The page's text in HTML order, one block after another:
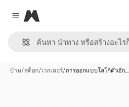
Close menu
Magnific
บ้าน/สต็อก/เวกเตอร์/การออกแบบโลโก้ตัวอัก…